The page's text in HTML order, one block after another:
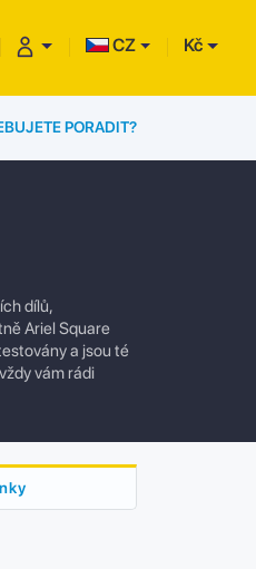
CZ Kč
PORADIT?
dílů,
Ariel Square
a jsou té
vám rádi